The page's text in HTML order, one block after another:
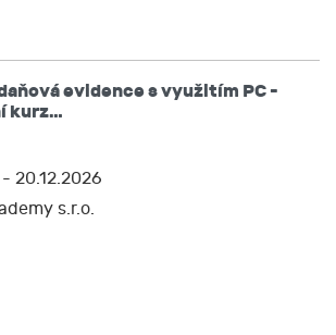
evidence s využitím PC -
kurz…
20.12.2026
s.r.o.